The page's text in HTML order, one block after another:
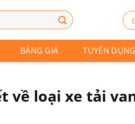
BẢNG GIÁ TUYỂN DỤNG
về loại xe tải